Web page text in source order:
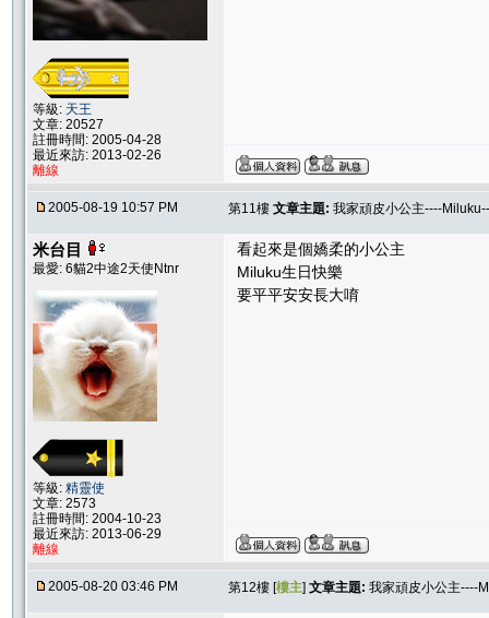
等級: 天王
文章: 20527
註冊時間: 2005-04-28
最近來訪: 2013-02-26
離線
2005-08-19 10:57 PM 第11樓 文章主題: 我家頑皮小公主----
米台目
最愛: 6貓2中途2天使Ntnr
等級: 精靈使
文章: 2573
註冊時間: 2004-10-23
最近來訪: 2013-06-29
離線
看起來是個嬌柔的小公主
Miluku生日快樂
要平平安安長大唷
2005-08-20 03:46 PM 第12樓 [樓主] 文章主題: 我家頑皮小公主----